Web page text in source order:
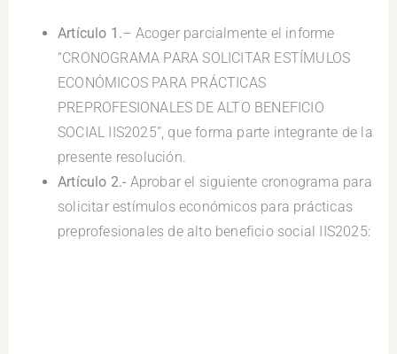
Artículo 1.– Acoger parcialmente el informe
“CRONOGRAMA PARA SOLICITAR ESTÍMULOS
ECONÓMICOS PARA PRÁCTICAS
PREPROFESIONALES DE ALTO BENEFICIO
SOCIAL IIS2025”, que forma parte integrante de la
presente resolución.
Artículo 2.- Aprobar el siguiente cronograma para
solicitar estímulos económicos para prácticas
preprofesionales de alto beneficio social IIS2025: